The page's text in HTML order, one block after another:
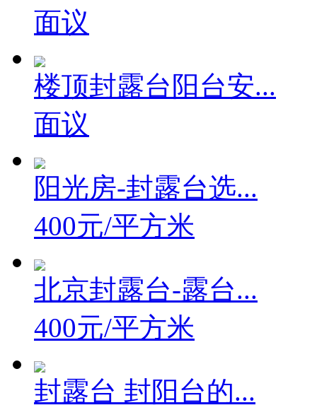
面议
楼顶封露台阳台安...
面议
阳光房-封露台选...
400元/平方米
北京封露台-露台...
400元/平方米
封露台 封阳台的...